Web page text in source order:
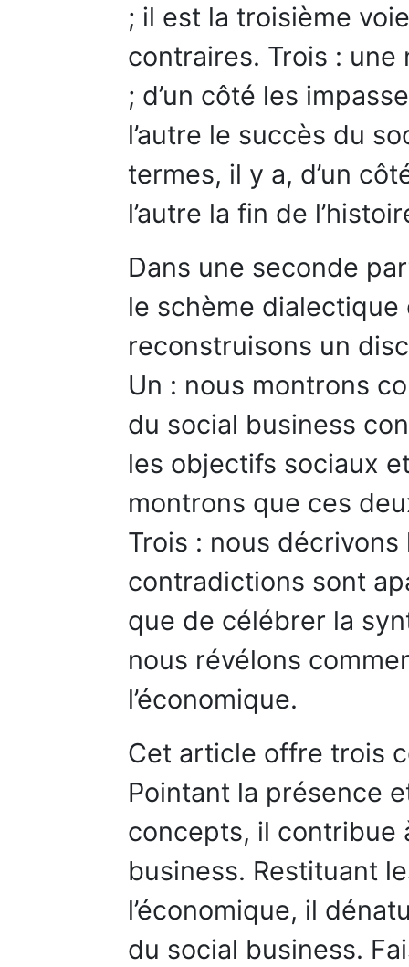
; il est la troisième
contraires. Trois :
; d’un côté les
l’autre le succès du
termes, il y a, d’un
l’autre la fin de
Dans une seconde
le schème
reconstruisons un
Un : nous montrons
du social business
les objectifs sociaux
montrons que ces
Trois : nous
contradictions sont
que de célébrer la
nous révélons
l’économique.
Cet article offre trois
Pointant la présence
concepts, il contribue
business. Restituant
l’économique, il
du social business.